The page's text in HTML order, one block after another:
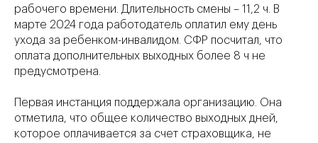
рабочего времени. Длительность смены – 11,2 ч. В
марте 2024 года работодатель оплатил ему день
ухода за ребенком-инвалидом. СФР посчитал, что
оплата дополнительных выходных более 8 ч не
предусмотрена.
Первая инстанция поддержала организацию. Она
отметила, что общее количество выходных дней,
которое оплачивается за счет страховщика, не